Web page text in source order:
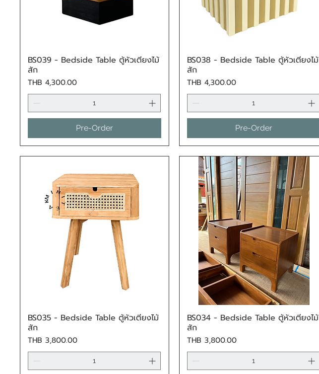
Quick View
BS039 - Bedside Table ตู้หัวเตียงไม้
สัก
Price
THB 4,300.00
Pre-Order
Quick View
BS038 - Bedside Table ตู้หัวเตียงไม้
สัก
Price
THB 4,300.00
Pre-Order
Quick View
BS035 - Bedside Table ตู้หัวเตียงไม้
สัก
Price
THB 3,800.00
Quick View
BS034 - Bedside Table ตู้หัวเตียงไม้
สัก
Price
THB 3,800.00